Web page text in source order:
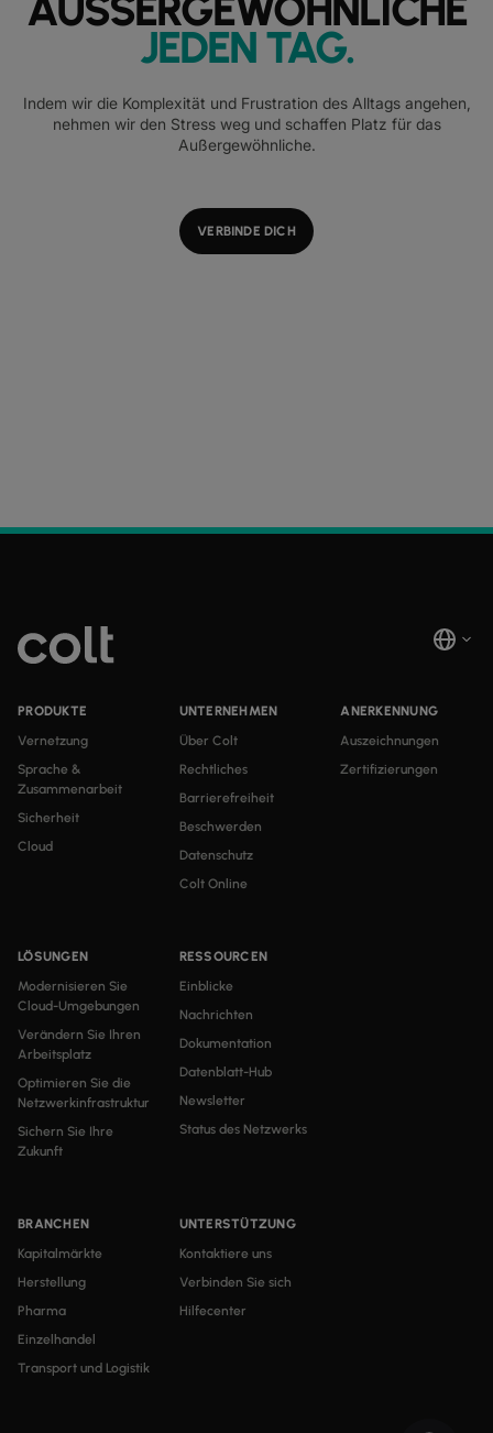
JEDEN TAG.
Indem wir die Komplexität und Frustration des Alltags angehen,
nehmen wir den Stress weg und schaffen Platz für das
Außergewöhnliche.
VERBINDE DICH
PRODUKTE
Vernetzung
Sprache &
Zusammenarbeit
Sicherheit
Cloud
LÖSUNGEN
Modernisieren Sie
Cloud-Umgebungen
Verändern Sie Ihren
Arbeitsplatz
Optimieren Sie die
Netzwerkinfrastruktur
Sichern Sie Ihre
Zukunft
BRANCHEN
Kapitalmärkte
Herstellung
Pharma
Einzelhandel
Transport und Logistik
RESSOURCEN
Einblicke
Nachrichten
Dokumentation
Datenblatt-Hub
Newsletter
Status des Netzwerks
UNTERNEHMEN
Über Colt
Rechtliches
Barrierefreiheit
Beschwerden
Datenschutz
Colt Online
UNTERSTÜTZUNG
Kontaktiere uns
Verbinden Sie sich
Hilfecenter
ANERKENNUNG
Auszeichnungen
Zertifizierungen